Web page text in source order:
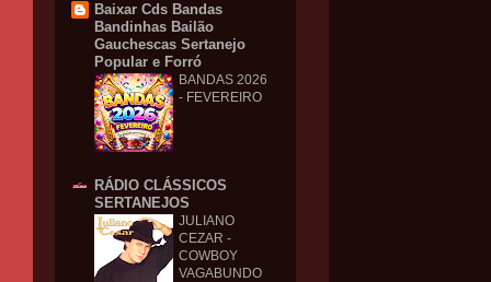
Baixar Cds Bandas
Bandinhas Bailão
Gauchescas Sertanejo
Popular e Forró
BANDAS 2026
- FEVEREIRO
RÁDIO CLÁSSICOS
SERTANEJOS
JULIANO
CEZAR -
COWBOY
VAGABUNDO